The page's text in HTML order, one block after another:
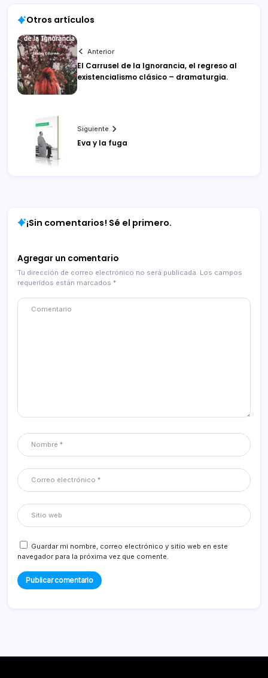
Otros artículos
Anterior
El Carrusel de la Ignorancia, el regreso al
existencialismo clásico – dramaturgia.
Siguiente
Eva y la fuga
¡Sin comentarios! Sé el primero.
Agregar un comentario
Tu dirección de correo electrónico no será publicada. Los campos
requeridos están marcados *
Guardar mi nombre, correo electrónico y sitio web en este
navegador para la próxima vez que comente.